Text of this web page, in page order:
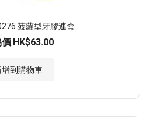
菠蘿型牙膠連盒
HK$63.00
增到購物車
清單